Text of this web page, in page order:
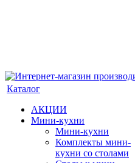
Каталог
АКЦИИ
Мини-кухни
Мини-кухни
Комплекты мини-
кухни со столами